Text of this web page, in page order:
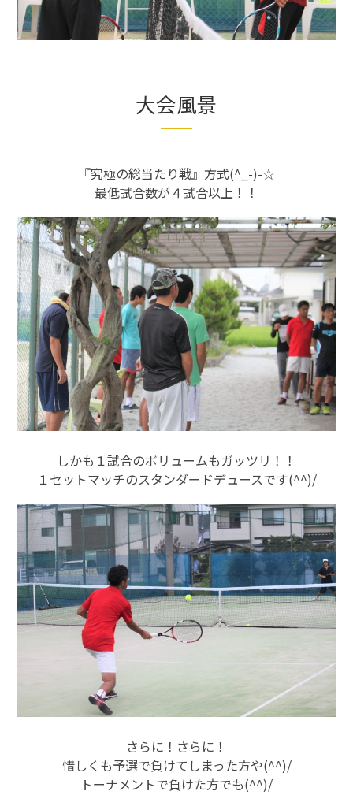
大会風景
『究極の総当たり戦』方式(^_-)-☆
最低試合数が４試合以上！！
しかも１試合のボリュームもガッツリ！！
１セットマッチのスタンダードデュースです(^^)/
さらに！さらに！
惜しくも予選で負けてしまった方や(^^)/
トーナメントで負けた方でも(^^)/